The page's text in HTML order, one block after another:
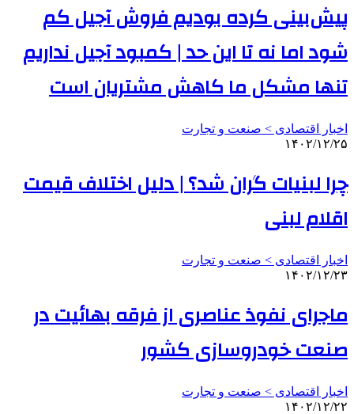
پیش‌بینی کرده بودیم فروش آجیل کم
شود اما نه تا این حد | کمبود آجیل نداریم
تنها مشکل ما کاهش مشتریان است
اخبار اقتصادی > صنعت و تجارت
۱۴۰۲/۱۲/۲۵
چرا لبنیات گران شد؟ | دلیل اختلاف قیمت
اقلام لبنی
اخبار اقتصادی > صنعت و تجارت
۱۴۰۲/۱۲/۲۳
ماجرای نفوذ عناصری از فرقه بهائیت در
صنعت خودروسازی کشور
اخبار اقتصادی > صنعت و تجارت
۱۴۰۲/۱۲/۲۲